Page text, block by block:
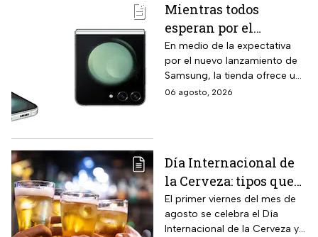
Mientras todos
esperan por el
Samsung Z Flip8,
Liverpool rebaja y
remata el Galaxy Z
Flip5 de 256GB a tres
En medio de la expectativa
por el nuevo lanzamiento de
Samsung, la tienda ofrece un
modelo anterior a un precio
06 agosto, 2026
Día Internacional de
la Cerveza: tipos que
hay con base en su
sabor y fermentación
El primer viernes del mes de
agosto se celebra el Día
Internacional de la Cerveza y